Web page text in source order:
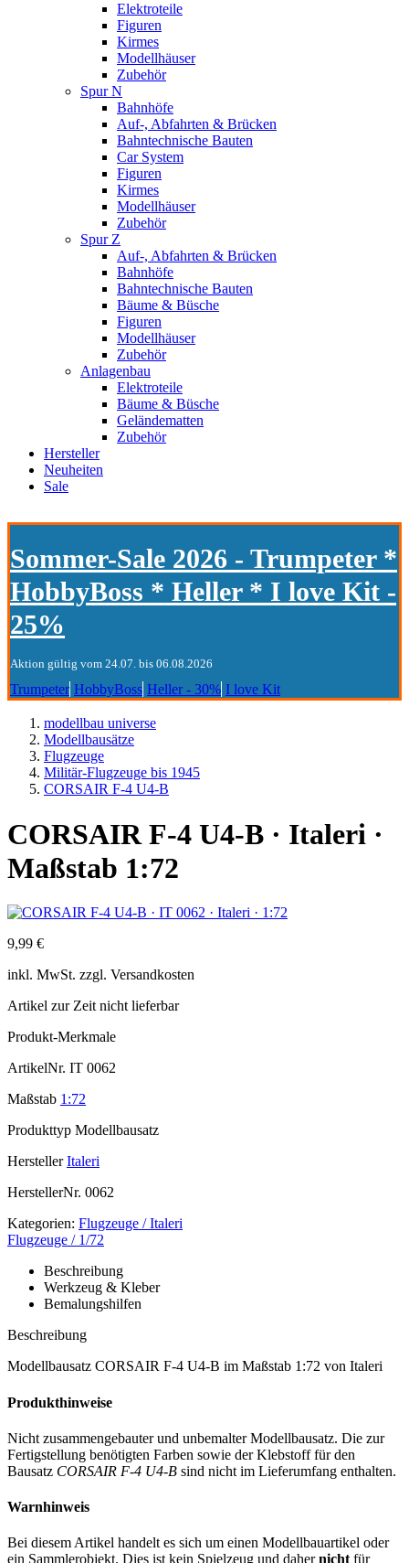
Elektroteile
Figuren
Kirmes
Modellhäuser
Zubehör
Spur N
Bahnhöfe
Auf-, Abfahrten & Brücken
Bahntechnische Bauten
Car System
Figuren
Kirmes
Modellhäuser
Zubehör
Spur Z
Auf-, Abfahrten & Brücken
Bahnhöfe
Bahntechnische Bauten
Bäume & Büsche
Figuren
Modellhäuser
Zubehör
Anlagenbau
Elektroteile
Bäume & Büsche
Geländematten
Zubehör
Hersteller
Neuheiten
Sale
Sommer-Sale 2026 - Trumpeter *
HobbyBoss * Heller * I love Kit -
25%
Aktion gültig vom 24.07. bis 06.08.2026
Trumpeter HobbyBoss Heller - 30% I love Kit
modellbau universe
Modellbausätze
Flugzeuge
Militär-Flugzeuge bis 1945
CORSAIR F-4 U4-B
CORSAIR F-4 U4-B · Italeri ·
Maßstab 1:72
9,99 €
inkl. MwSt. zzgl. Versandkosten
Artikel zur Zeit nicht lieferbar
Produkt-Merkmale
ArtikelNr. IT 0062
Maßstab 1:72
Produkttyp Modellbausatz
Hersteller Italeri
HerstellerNr. 0062
Kategorien: Flugzeuge / Italeri
Flugzeuge / 1/72
Beschreibung
Werkzeug & Kleber
Bemalungshilfen
Beschreibung
Modellbausatz CORSAIR F-4 U4-B im Maßstab 1:72 von Italeri
Produkthinweise
Nicht zusammengebauter und unbemalter Modellbausatz. Die zur
Fertigstellung benötigten Farben sowie der Klebstoff für den
Bausatz CORSAIR F-4 U4-B sind nicht im Lieferumfang enthalten.
Warnhinweis
Bei diesem Artikel handelt es sich um einen Modellbauartikel oder
ein Sammlerobjekt. Dies ist kein Spielzeug und dahernicht für